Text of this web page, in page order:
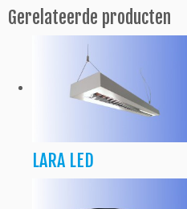
Gerelateerde producten
LARA LED